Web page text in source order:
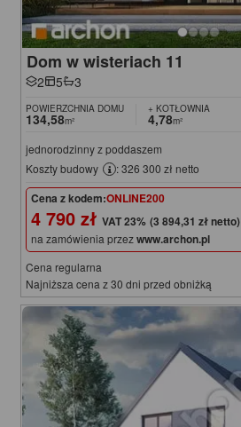
Dom w wisteriach 11
2 5 3
POWIERZCHNIA DOMU
134,58m²
+ KOTŁOWNIA
4,78m²
jednorodzinny z poddaszem
Koszty budowy
: 326 300 zł netto
Cena z kodem:ONLINE200
4 790 zł (3 894,31 zł netto)
na zamówienia przezwww.archon.pl
Cena regularna
Najniższa cena z 30 dni przed obniżką